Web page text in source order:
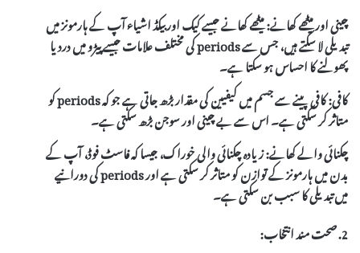
چینی اور میٹھے کھانے:میٹھے کھانے جیسے کیک اور بیکڈ اشیاء آپ کے ہارمونز میں
تبدیلی لا سکتے ہیں، جس سے periods کی مختلف علامات جیسے پیڑو میں درد یا
پھولنے کا احساس ہو سکتا ہے۔
کافی:
کافی پینے سے جسم میں کیفیین کی مقدار بڑھ جاتی ہے جو کہ periods کو
متاثر کر سکتی ہے۔ اس سے بے چینی اور سوجن بڑھ سکتی ہے۔
چکنائی والے کھانے:زیادہ چکنائی والی خوراک، جیسا کہ فاسٹ فوڈ، آپ کے
بدن میں ہارمونز کے توازن کو متاثر کر سکتی ہے اور periods کی دورانیے
میں تبدیلی کا سبب بن سکتی ہے۔
2. صحت مند انتخاب: